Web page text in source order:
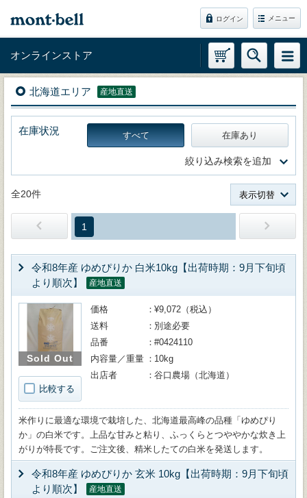
ログイン メニュー
オンラインストア
北海道エリア 産地直送
在庫状況 すべて 在庫あり
絞り込み検索を追加
全20件 表示切替
1
令和8年産 ゆめぴりか 白米10kg【出荷時期：9月下旬頃
より順次】
産地直送
Sold Out
比較する
価格
¥9,072（税込）
送料
別途必要
品番
#0424110
内容量／重量
10kg
出店者
谷口農場（北海道）
米作りに最適な環境で栽培した、北海道最高峰の品種「ゆめぴり
か」の白米です。上品な甘みと粘り、ふっくらとつややかな炊き上
がりが特長です。ご注文後、精米したての白米を発送します。
令和8年産 ゆめぴりか 玄米 10kg【出荷時期：9月下旬頃
より順次】
産地直送